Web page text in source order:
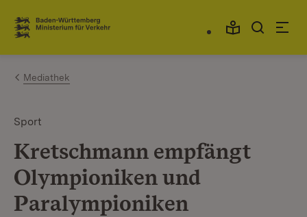
Zum Inhalt springen
Link zur Startseite
Mediathek
Sport
Kretschmann empfängt
Olympioniken und
Paralympioniken